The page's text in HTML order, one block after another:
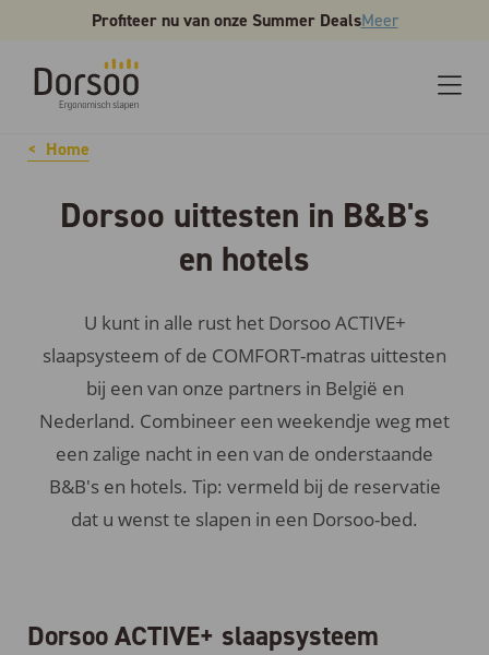
Profiteer nu van onze Summer DealsMeer
Home
Dorsoo uittesten in B&B's
en hotels
U kunt in alle rust het Dorsoo ACTIVE+
slaapsysteem of de COMFORT-matras uittesten
bij een van onze partners in België en
Nederland. Combineer een weekendje weg met
een zalige nacht in een van de onderstaande
B&B's en hotels. Tip: vermeld bij de reservatie
dat u wenst te slapen in een Dorsoo-bed.
Dorsoo ACTIVE+ slaapsysteem